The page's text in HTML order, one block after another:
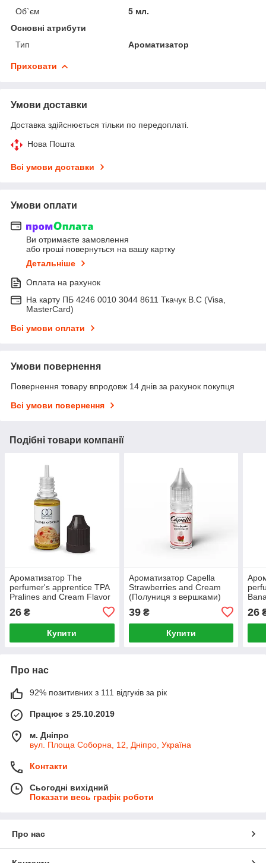
Об`єм
5 мл.
Основні атрибути
Тип
Ароматизатор
Приховати
Умови доставки
Доставка здійснюється тільки по передоплаті.
Нова Пошта
Всі умови доставки
Умови оплати
Ви отримаєте замовлення
або гроші повернуться на вашу картку
Детальніше
Оплата на рахунок
На карту ПБ 4246 0010 3044 8611 Ткачук В.С (Visa,
MasterCard)
Всі умови оплати
Умови повернення
Повернення товару впродовж 14 днів за рахунок покупця
Всі умови повернення
Подібні товари компанії
Ароматизатор The
perfumer's apprentice TPA
Pralines and Cream Flavor
26 ₴
Купити
Ароматизатор Capella
Strawberries and Cream
(Полуниця з вершками)
39₴
Купити
26
Про нас
92% позитивних з 111 відгуків за рік
Працює з 25.10.2019
м. Дніпро
вул. Площа Соборна, 12, Дніпро, Україна
Контакти
Сьогодні вихідний
Показати весь графік роботи
Про нас